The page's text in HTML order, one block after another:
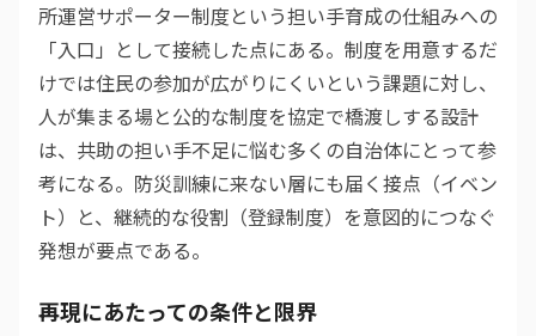
所運営サポーター制度という担い手育成の仕組みへの
「入口」として接続した点にある。制度を用意するだ
けでは住民の参加が広がりにくいという課題に対し、
人が集まる場と公的な制度を協定で橋渡しする設計
は、共助の担い手不足に悩む多くの自治体にとって参
考になる。防災訓練に来ない層にも届く接点（イベン
ト）と、継続的な役割（登録制度）を意図的につなぐ
発想が要点である。
再現にあたっての条件と限界